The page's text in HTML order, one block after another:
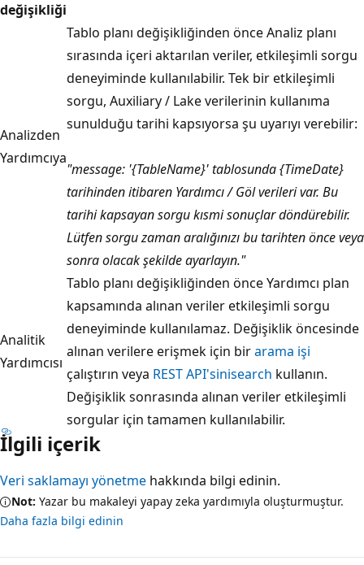
değişikliği
Analizden
Yardımcıya
Tablo planı değişikliğinden önce Analiz planı
sırasında içeri aktarılan veriler, etkileşimli sorgu
deneyiminde kullanılabilir. Tek bir etkileşimli
sorgu, Auxiliary / Lake verilerinin kullanıma
sunulduğu tarihi kapsıyorsa şu uyarıyı verebilir:
"message: '{TableName}' tablosunda {TimeDate}
tarihinden itibaren Yardımcı / Göl verileri var. Bu
tarihi kapsayan sorgu kısmi sonuçlar döndürebilir.
Lütfen sorgu zaman aralığınızı bu tarihten önce veya
sonra olacak şekilde ayarlayın."
Analitik
Yardımcısı
Tablo planı değişikliğinden önce Yardımcı plan
kapsamında alınan veriler etkileşimli sorgu
deneyiminde kullanılamaz. Değişiklik öncesinde
alınan verilere erişmek için birarama işi
çalıştırın veya REST API'sinisearch kullanın.
Değişiklik sonrasında alınan veriler etkileşimli
sorgular için tamamen kullanılabilir.
İlgili içerik
Veri saklamayı yönetme hakkında bilgi edinin.
Not: Yazar bu makaleyi yapay zeka yardımıyla oluşturmuştur.
Daha fazla bilgi edinin